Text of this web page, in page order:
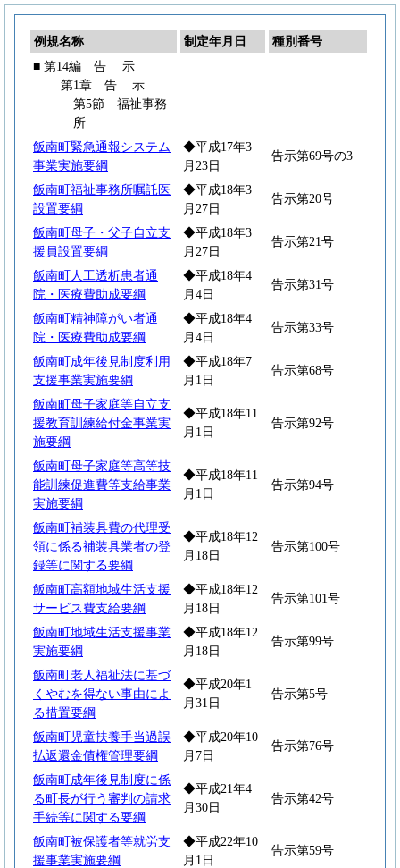
例規名称 制定年月日
種別番号
■ 第14編 告 示
第1章 告示
第5節 福祉事務
所
飯南町緊急通報システム
事業実施要綱
◆平成17年3
月23日
告示第69号の3
飯南町福祉事務所嘱託医
設置要綱
◆平成18年3
月27日
告示第20号
飯南町母子・父子自立支
援員設置要綱
◆平成18年3
月27日
告示第21号
飯南町人工透析患者通
院・医療費助成要綱
◆平成18年4
月4日
告示第31号
飯南町精神障がい者通
院・医療費助成要綱
◆平成18年4
月4日
告示第33号
飯南町成年後見制度利用
支援事業実施要綱
◆平成18年7
月1日
告示第68号
飯南町母子家庭等自立支
援教育訓練給付金事業実
施要綱
◆平成18年11
月1日
告示第92号
飯南町母子家庭等高等技
能訓練促進費等支給事業
実施要綱
◆平成18年11
月1日
告示第94号
飯南町補装具費の代理受
領に係る補装具業者の登
録等に関する要綱
◆平成18年12
月18日
告示第100号
飯南町高額地域生活支援
サービス費支給要綱
◆平成18年12
月18日
告示第101号
飯南町地域生活支援事業
実施要綱
◆平成18年12
月18日
告示第99号
飯南町老人福祉法に基づ
くやむを得ない事由によ
る措置要綱
◆平成20年1
月31日
告示第5号
飯南町児童扶養手当過誤
払返還金債権管理要綱
◆平成20年10
月7日
告示第76号
飯南町成年後見制度に係
る町長が行う審判の請求
手続等に関する要綱
◆平成21年4
月30日
告示第42号
飯南町被保護者等就労支
援事業実施要綱
◆平成22年10
月1日
告示第59号